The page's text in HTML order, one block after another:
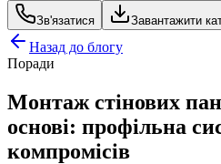
Зв'язатися Завантажити
Назад до блогу
Поради
Монтаж стінових
основі: профільна
компромісів